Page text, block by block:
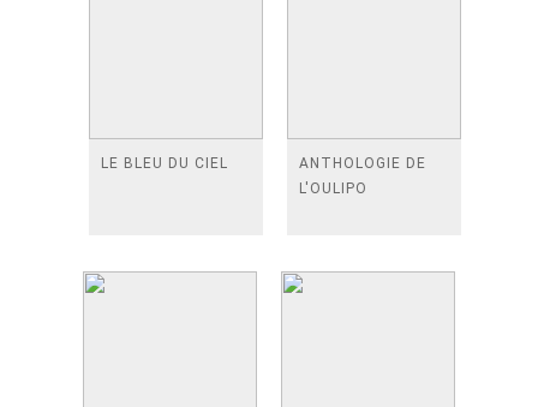
LE BLEU DU CIEL
ANTHOLOGIE DE
L'OULIPO